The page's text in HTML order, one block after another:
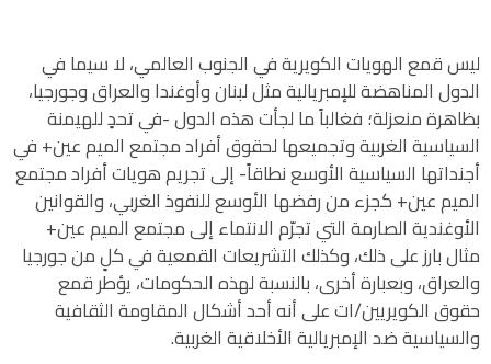
ليس قمع الهويات الكويرية في الجنوب العالمي، لا سيما في
الدول المناهضة للإمبريالية مثل لبنان وأوغندا والعراق وجورجيا،
بظاهرة منعزلة؛ فغالباً ما لجأت هذه الدول -في تحدٍ للهيمنة
السياسية الغربية وتجميعها لحقوق أفراد مجتمع الميم عين+ في
أجنداتها السياسية الأوسع نطاقاً- إلى تجريم هويات أفراد مجتمع
الميم عين+ كجزء من رفضها الأوسع للنفوذ الغربي، والقوانين
الأوغندية الصارمة التي تجرّم الانتماء إلى مجتمع الميم عين+
مثال بارز على ذلك، وكذلك التشريعات القمعية في كلٍ من جورجيا
والعراق، وبعبارة أخرى، بالنسبة لهذه الحكومات، يؤطر قمع
حقوق الكويريين/ات على أنه أحد أشكال المقاومة الثقافية
والسياسية ضد الإمبريالية الأخلاقية الغربية.